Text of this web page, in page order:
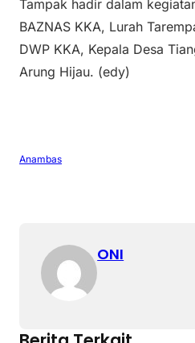
Tampak hadir dalam
BAZNAS KKA, Lurah
DWP KKA, Kepala Desa
Arung Hijau. (edy)
Anambas
ONI